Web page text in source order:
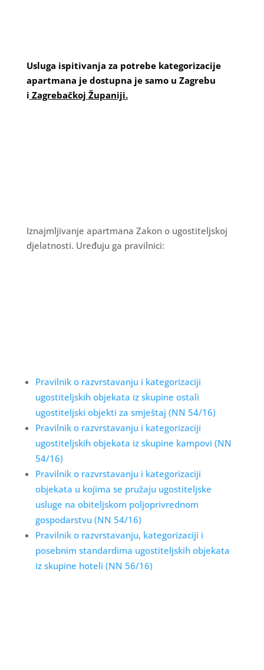
Usluga ispitivanja za potrebe kategorizacije
apartmana je dostupna je samo u Zagrebu
i Zagrebačkoj Županiji.
Iznajmljivanje apartmana Zakon o ugostiteljskoj
djelatnosti. Uređuju ga pravilnici:
Pravilnik o razvrstavanju i kategorizaciji
ugostiteljskih objekata iz skupine ostali
ugostiteljski objekti za smještaj (NN 54/16)
Pravilnik o razvrstavanju i kategorizaciji
ugostiteljskih objekata iz skupine kampovi (NN
54/16)
Pravilnik o razvrstavanju i kategorizaciji
objekata u kojima se pružaju ugostiteljske
usluge na obiteljskom poljoprivrednom
gospodarstvu (NN 54/16)
Pravilnik o razvrstavanju, kategorizaciji i
posebnim standardima ugostiteljskih objekata
iz skupine hoteli (NN 56/16)